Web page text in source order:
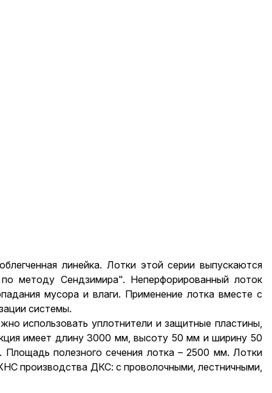
линейка. Лотки этой серии выпускаются
методу Сендзимира". Неперфорированный лоток
мусора и влаги. Применение лотка вместе с
системы.
использовать уплотнители и защитные пластины,
имеет длину 3000 мм, высоту 50 мм и ширину 50
полезного сечения лотка – 2500 мм. Лотки
производства ДКС: с проволочными, лестничными,